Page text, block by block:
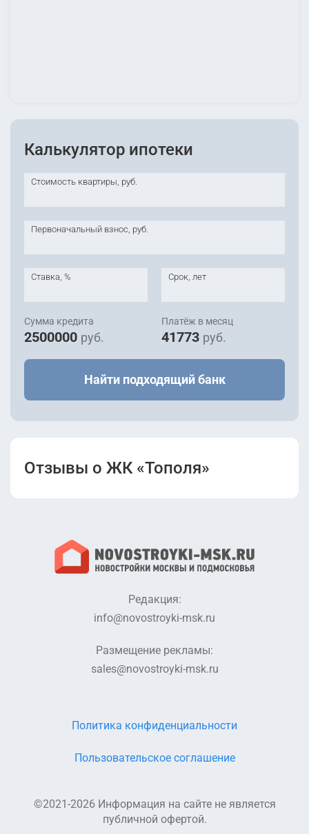
Калькулятор ипотеки
Стоимость квартиры, руб.
Первоначальный взнос, руб.
Ставка, % Срок, лет
Сумма кредита
2500000 руб.
Платёж в месяц
41773 руб.
Найти подходящий банк
Отзывы о ЖК «Тополя»
Редакция:
info@novostroyki-msk.ru
Размещение рекламы:
sales@novostroyki-msk.ru
©2021-2026 Информация на сайте не является
публичной офертой.
Пользовательское соглашение
Политика конфиденциальности